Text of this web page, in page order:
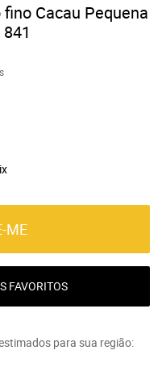
Cacau Pequena
ME
FAVORITOS
para sua região: